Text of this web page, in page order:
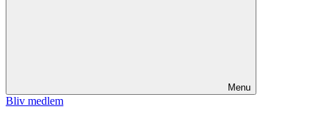
Menu
Bliv medlem